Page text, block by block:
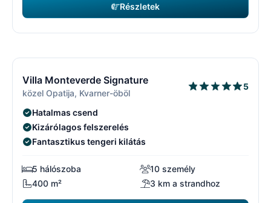
Részletek
Villa Monteverde Signature
közel Opatija, Kvarner-öböl
5
Hatalmas csend
Kizárólagos felszerelés
Fantasztikus tengeri kilátás
5 hálószoba
10 személy
400 m²
3 km a strandhoz